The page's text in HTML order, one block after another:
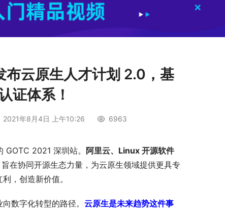
布云原生人才计划 2.0，基
证体系！
2021年8月4日 上午10:26 6963
2021 深圳站。 阿里云、 Linux 开源软件
旨在协同开源生态力量，为云原生领域提供更具专
，创造新价值。
数字化转型的路径。 云原生是未来趋势这件事